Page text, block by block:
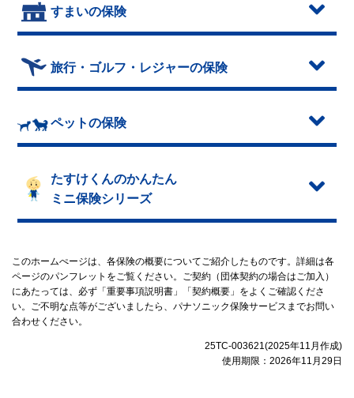
すまいの保険
旅行・ゴルフ・レジャーの保険
ペットの保険
たすけくんのかんたん
ミニ保険シリーズ
このホームぺージは、各保険の概要についてご紹介したものです。詳細は各
ページのパンフレットをご覧ください。ご契約（団体契約の場合はご加入）
にあたっては、必ず「重要事項説明書」「契約概要」をよくご確認くださ
い。ご不明な点等がございましたら、パナソニック保険サービスまでお問い
合わせください。
25TC-003621(2025年11月作成)
使用期限：2026年11月29日